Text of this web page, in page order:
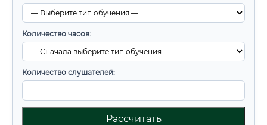
Количество часов:
Количество слушателей:
Рассчитать